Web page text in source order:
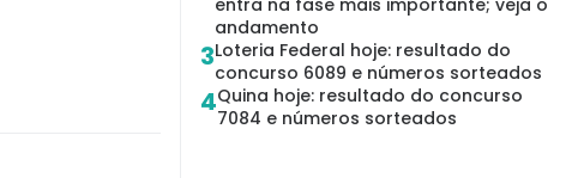
entra na fase mais importante; veja o
andamento
3Loteria Federal hoje: resultado do
concurso 6089 e números sorteados
4Quina hoje: resultado do concurso
7084 e números sorteados